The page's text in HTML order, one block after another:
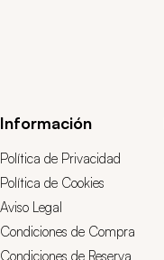
Información
Política de Privacidad
Política de Cookies
Aviso Legal
Condiciones de Compra
Condiciones de Reserva